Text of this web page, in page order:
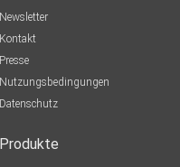
Newsletter
Kontakt
Presse
Nutzungsbedingungen
Datenschutz
Produkte